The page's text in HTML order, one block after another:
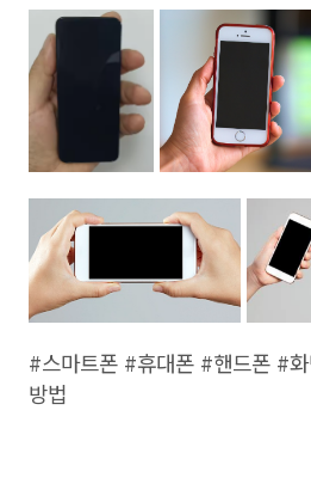
#스마트폰 #휴대폰 #핸드폰 #
방법